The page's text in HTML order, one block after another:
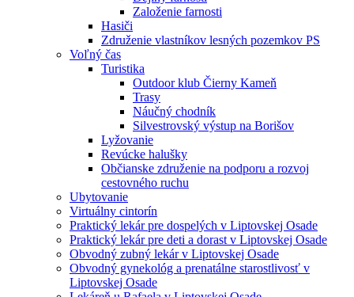
Založenie farnosti
Hasiči
Združenie vlastníkov lesných pozemkov PS
Voľný čas
Turistika
Outdoor klub Čierny Kameň
Trasy
Náučný chodník
Silvestrovský výstup na Borišov
Lyžovanie
Revúcke halušky
Občianske združenie na podporu a rozvoj
cestovného ruchu
Ubytovanie
Virtuálny cintorín
Praktický lekár pre dospelých v Liptovskej Osade
Praktický lekár pre deti a dorast v Liptovskej Osade
Obvodný zubný lekár v Liptovskej Osade
Obvodný gynekológ a prenatálne starostlivosť v
Liptovskej Osade